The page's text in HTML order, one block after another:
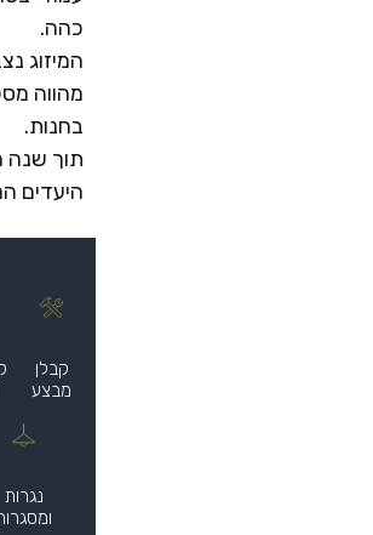
כהה.
המיזוג
מהווה
בחנות.
תוך שנה
היעדים
קבלן
מבצע
נגרות